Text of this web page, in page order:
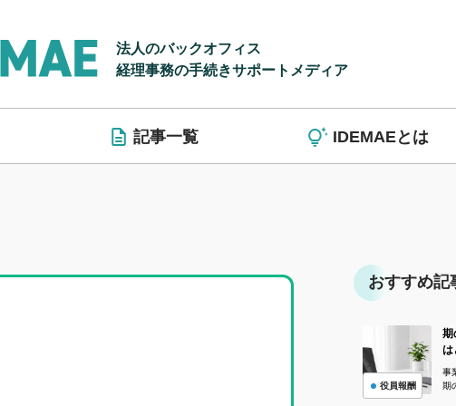
法人のバックオフィス
経理事務の手続きサポートメディア
記事一覧 IDEMAEとは
おすすめ記
期
は
算
事
期
役員報酬